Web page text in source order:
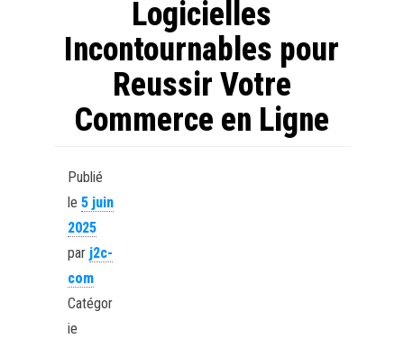
Logicielles
Incontournables pour
Reussir Votre
Commerce en Ligne
Publié
le 5 juin
2025
par j2c-
com
Catégor
ie